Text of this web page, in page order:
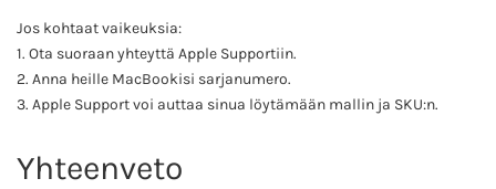
Jos kohtaat vaikeuksia:
1. Ota suoraan yhteyttä Apple Supportiin.
2. Anna heille MacBookisi sarjanumero.
3. Apple Support voi auttaa sinua löytämään mallin ja SKU:n.
Yhteenveto